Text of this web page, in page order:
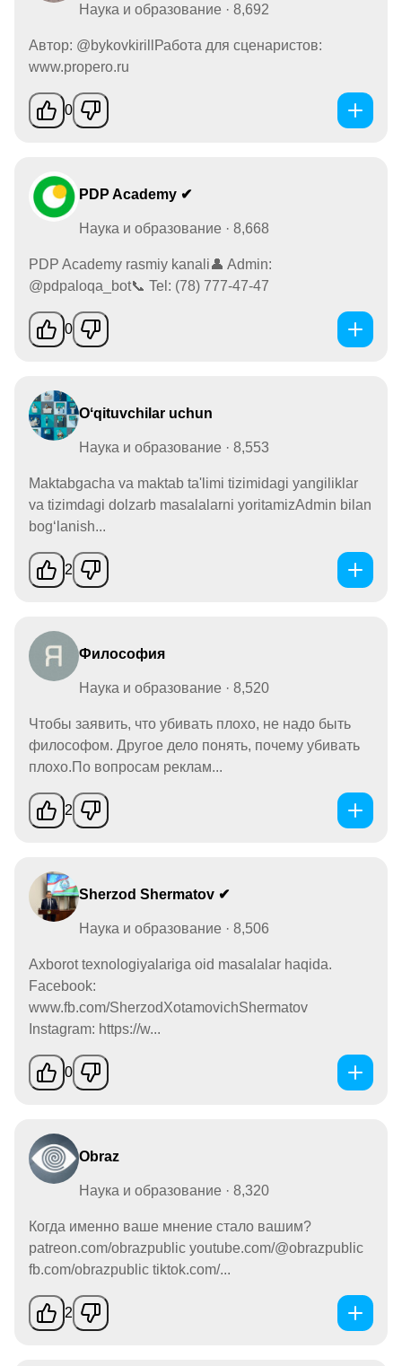
Наука и образование · 8,692
Автор: @bykovkirillРабота для сценаристов:
www.propero.ru
0
PDP Academy ✔
Наука и образование · 8,668
PDP Academy rasmiy kanali👤 Admin:
@pdpaloqa_bot📞 Tel: (78) 777-47-47
0
Oʻqituvchilar uchun
Наука и образование · 8,553
Maktabgacha va maktab ta'limi tizimidagi yangiliklar
va tizimdagi dolzarb masalalarni yoritamizAdmin bilan
bogʻlanish...
2
Философия
Наука и образование · 8,520
Чтобы заявить, что убивать плохо, не надо быть
философом. Другое дело понять, почему убивать
плохо.По вопросам реклам...
2
Sherzod Shermatov ✔
Наука и образование · 8,506
Axborot texnologiyalariga oid masalalar haqida.
Facebook:
www.fb.com/SherzodXotamovichShermatov
Instagram: https://w...
0
Obraz
Наука и образование · 8,320
Когда именно ваше мнение стало вашим?
patreon.com/obrazpublic youtube.com/@obrazpublic
fb.com/obrazpublic tiktok.com/...
2